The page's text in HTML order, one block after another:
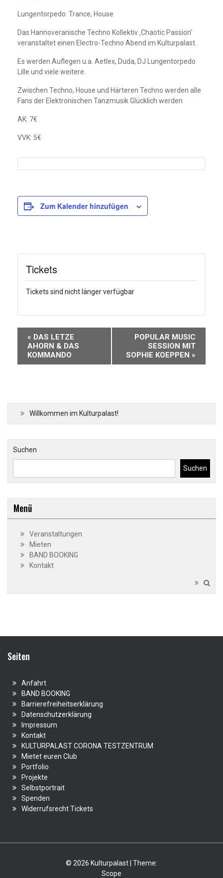
Lungentorpedo: Trance, House
Das Hannoveranische Techno Kollektiv ‚Chaotic Passion‘
veranstaltet einen Electro-Techno Abend im Kulturpalast.
Es werden Auflegen u.a. Aetlex, Duda, DJ Lungentorpedo
Lille und viele weitere.
Zwischen Techno, House und Härteren Techno werden alle
Fans der Elektronischen Tanzmusik Glücklich werden
AK: 7€
VVK: 5€
Zum Kalender hinzufügen
Tickets
Tickets sind nicht länger verfügbar
Veranstaltung-
Navigation
« DAS LETZE
AHORN & DAS
KOMMANDO
POPULAR MUSIC
SESSION MIT
SOPHIE KOEPPEN »
Willkommen im Kulturpalast!
Suchen
Suchen
Menü
Veranstaltungen
Mieten
BAND BOOKING
Kontakt
Seiten
Anfahrt
BAND BOOKING
Barrierefreiheitserklärung
Datenschutzerklärung
Impressum
Kontakt
KULTURPALAST CORONA TESTZENTRUM
Mietet euren Club
Portfolio
Projekte
Selbstportrait
Spenden
Widerrufsrecht Tickets
© 2026 Kulturpalast | Theme:
Scope